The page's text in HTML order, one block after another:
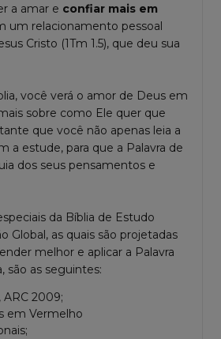
a amar e confiar mais em
um relacionamento pessoal
Cristo (1Tm 1.5), que deu sua
você verá o amor de Deus em
sobre como Ele quer que
que você não apenas leia a
a estude, para que a Palavra de
dos seus pensamentos e
da Bíblia de Estudo
Global, as quais são projetadas
melhor e aplicar a Palavra
são as seguintes:
ARC 2009;
em Vermelho